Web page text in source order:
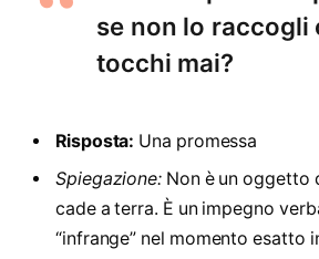
se non lo raccogli
tocchi mai?
Risposta: Una promessa
Spiegazione: Non è un oggetto
cade a terra. È un impegno
“infrange” nel momento esatto